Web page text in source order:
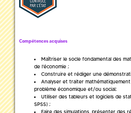
Compétences acquises
Maîtriser le socle fondamental des
de l'économie ;
Construire et rédiger une
Analyser et traiter
problème économique et/ou social;
Utiliser des tableurs et logiciels de
SPSS) ;